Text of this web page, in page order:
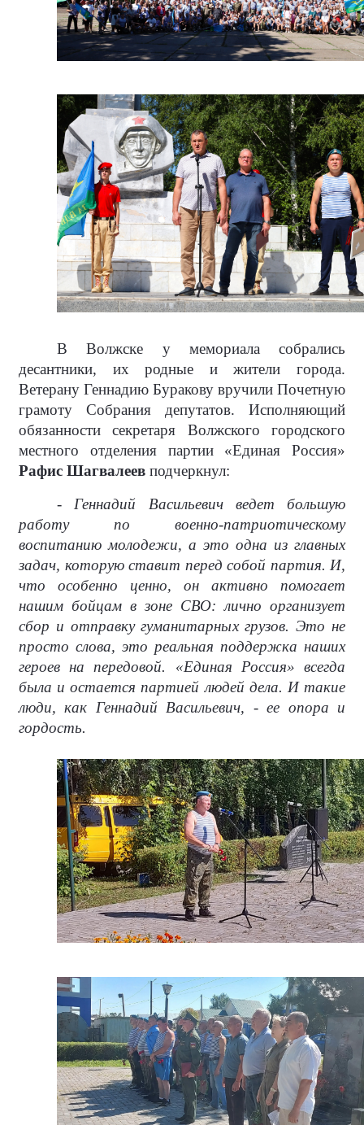
В Волжске у мемориала собрались
десантники, их родные и жители города.
Ветерану Геннадию Буракову вручили Почетную
грамоту Собрания депутатов. Исполняющий
обязанности секретаря Волжского городского
местного отделения партии «Единая Россия»
Рафис Шагвалеев подчеркнул:
- Геннадий Васильевич ведет большую
работу по военно-патриотическому
воспитанию молодежи, а это одна из главных
задач, которую ставит перед собой партия. И,
что особенно ценно, он активно помогает
нашим бойцам в зоне СВО: лично организует
сбор и отправку гуманитарных грузов. Это не
просто слова, это реальная поддержка наших
героев на передовой. «Единая Россия» всегда
была и остается партией людей дела. И такие
люди, как Геннадий Васильевич, - ее опора и
гордость.